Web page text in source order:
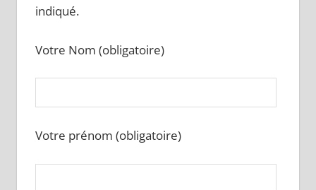
indiqué.
Votre Nom (obligatoire)
Votre prénom (obligatoire)